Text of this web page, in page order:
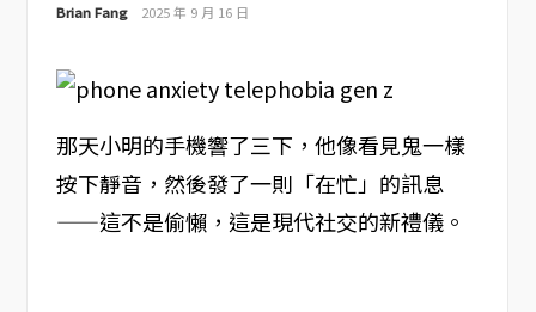
Brian Fang 2025 年 9 月 16 日
那天小明的手機響了三下，他像看見鬼一樣
按下靜音，然後發了一則「在忙」的訊息
——這不是偷懶，這是現代社交的新禮儀。